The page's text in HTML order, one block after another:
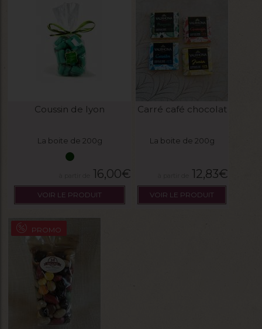
Coussin de lyon
La boite de 200g
16,00€
VOIR LE PRODUIT
Carré café chocolat
La boite de 200g
12,83€
VOIR LE PRODUIT
PROMO